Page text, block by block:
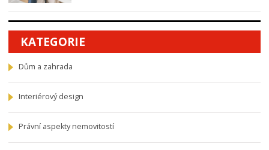
KATEGORIE
Dům a zahrada
Interiérový design
Právní aspekty nemovitostí